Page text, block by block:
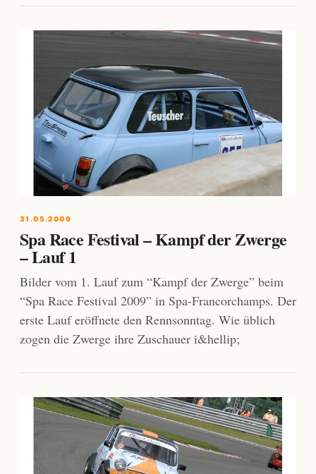
31.05.2009
Spa Race Festival – Kampf der Zwerge
– Lauf 1
Bilder vom 1. Lauf zum “Kampf der Zwerge” beim
“Spa Race Festival 2009” in Spa-Francorchamps. Der
erste Lauf eröffnete den Rennsonntag. Wie üblich
zogen die Zwerge ihre Zuschauer i&hellip;